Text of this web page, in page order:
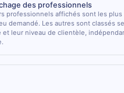
des professionnels
professionnels affichés sont les plus
demandé. Les autres sont classés
et leur niveau de clientèle,